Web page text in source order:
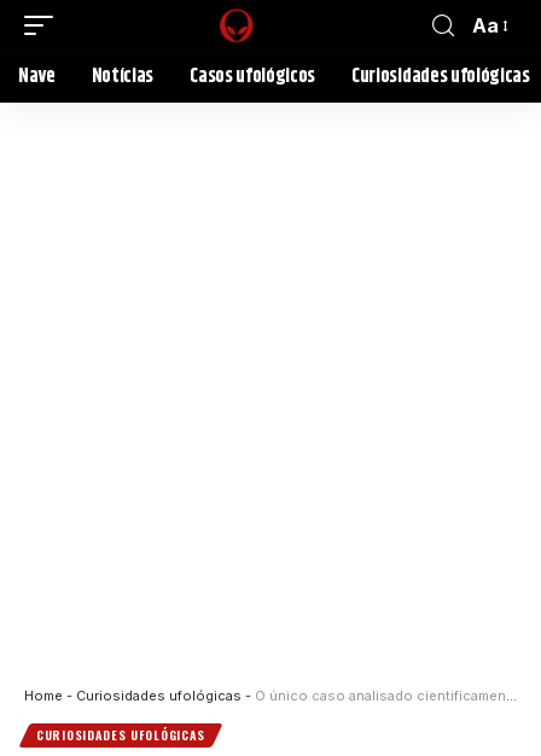
Aa
Nave Notícias Casos ufológicos Curiosidades ufológicas
Home - Curiosidades ufológicas - O único caso analisado cientificamente com imagens de legítimos alienígenas
CURIOSIDADES UFOLÓGICAS